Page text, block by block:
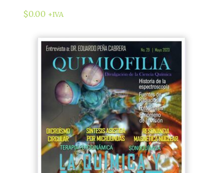
$0.00 +IVA